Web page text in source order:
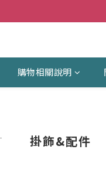
購物相關說明
掛飾&配件